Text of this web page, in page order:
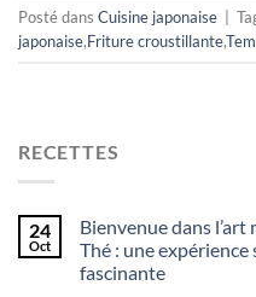
Posté dans Cuisine japonaise
japonaise,Friture croustillante,
RECETTES
24
Oct
Bienvenue dans
Thé : une
fascinante